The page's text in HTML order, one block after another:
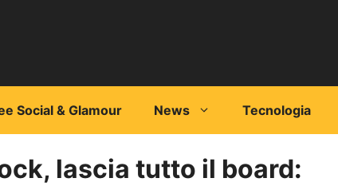
Social & Glamour News Tecnologia
lascia tutto il board: